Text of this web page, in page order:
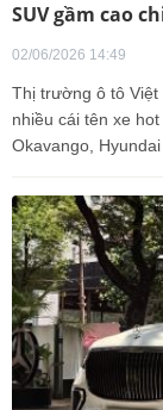
SUV gầm cao
02/06/2026 14:49
Thị trường ô tô
nhiều cái tên xe
Okavango,